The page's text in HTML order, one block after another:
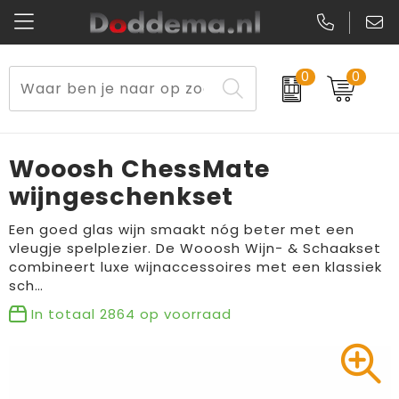
0 0
Paraplu's
Reisbenodigdheden
Aanstekers
Elektronica, Gadgets en USB
Fitness
Veiligheidsvesten en Veiligheidshesjes
Schorten en Sloven
Veiligheidssignalering en Verlichting
Gereedschap
Handschoenen en Sjaals
Sweaters
Kledingaccessoires
T-Shirts
Peuters en Baby's
Blazers
Lunchtassen
Opbergtassen
Schoenentassen
Golftassen
Aktetassen
Wooosh ChessMate
wijngeschenkset
Een goed glas wijn smaakt nóg beter met een
vleugje spelplezier. De Wooosh Wijn- & Schaakset
combineert luxe wijnaccessoires met een klassiek
sch…
In totaal 2864 op voorraad